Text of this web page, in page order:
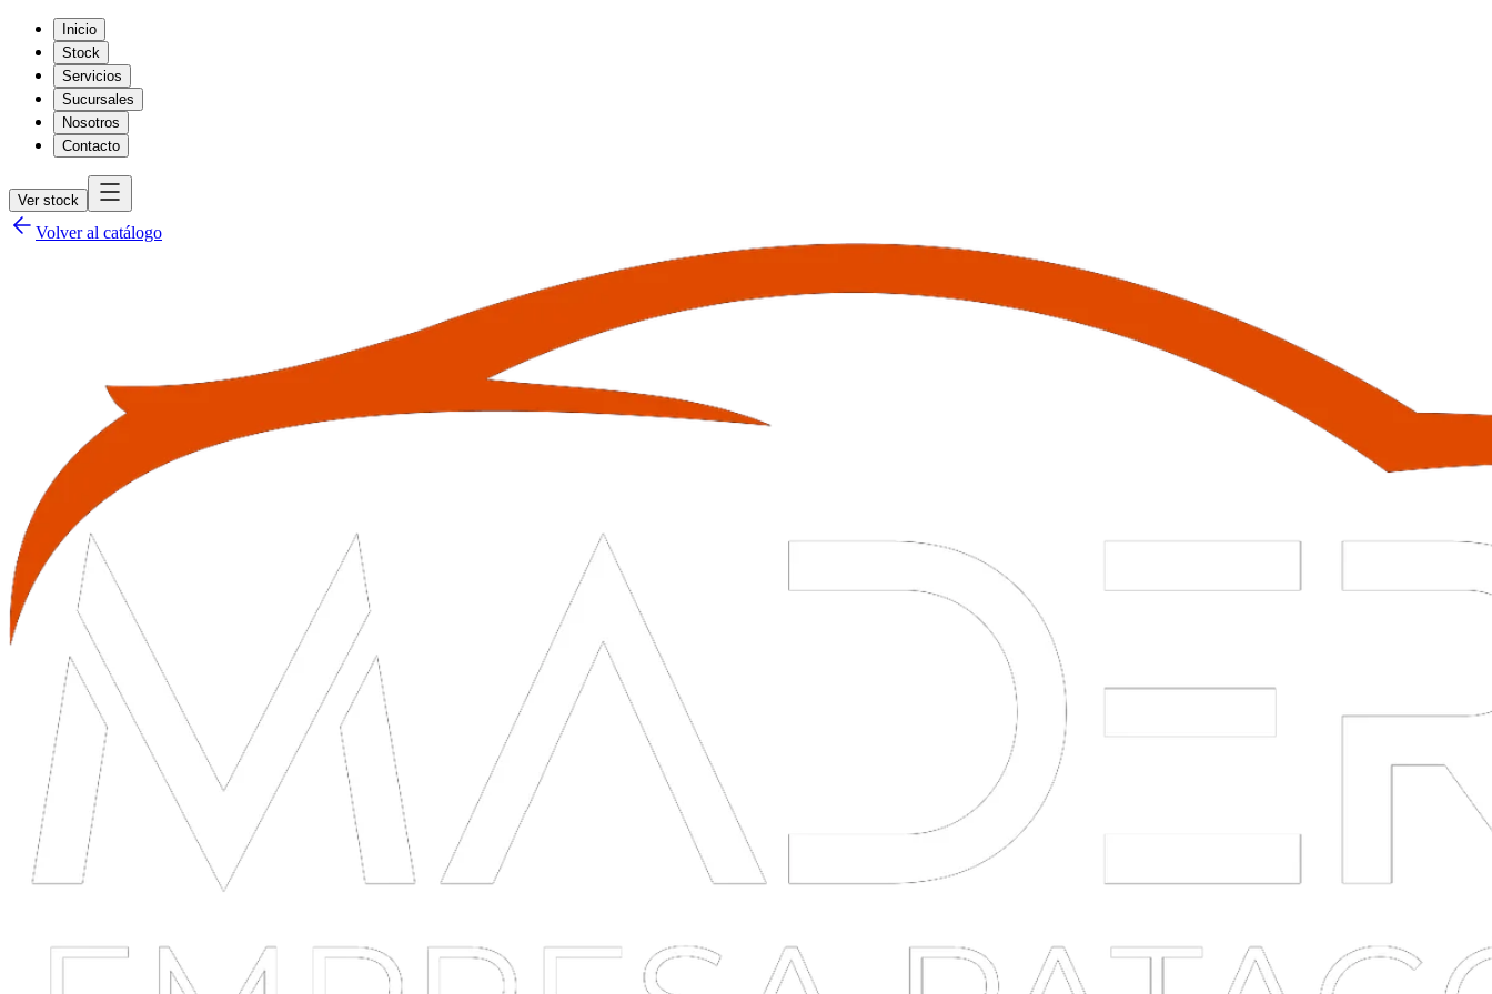
Inicio
Stock
Servicios
Sucursales
Nosotros
Contacto
Ver stock
Volver al catálogo